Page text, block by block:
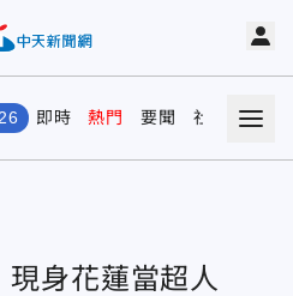
即時 熱門 要聞 社會 娛樂
現身花蓮當超人